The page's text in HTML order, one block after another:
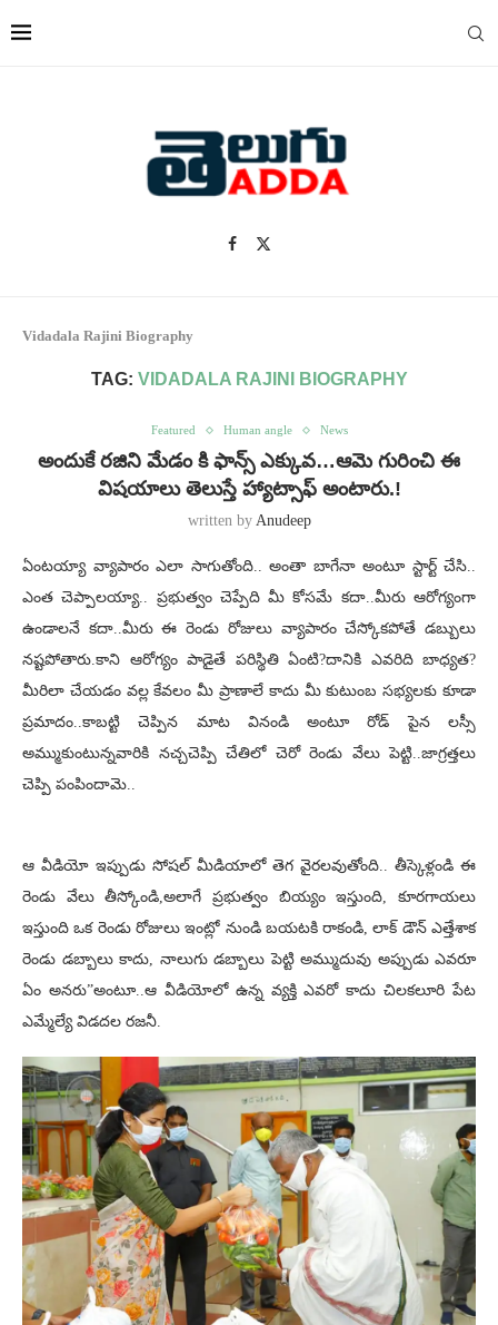
Vidadala Rajini Biography
TAG: VIDADALA RAJINI BIOGRAPHY
Featured Human angle News
అందుకే రజిని మేడం కి ఫాన్స్ ఎక్కువ…ఆమె గురించి ఈ
విషయాలు తెలుస్తే హ్యాట్సాఫ్ అంటారు.!
written by Anudeep
ఏంటయ్యా వ్యాపారం ఎలా సాగుతోంది.. అంతా బాగేనా అంటూ స్టార్ట్ చేసి..
ఎంత చెప్పాలయ్యా.. ప్రభుత్వం చెప్పేది మీ కోసమే కదా..మీరు ఆరోగ్యంగా
ఉండాలనే కదా..మీరు ఈ రెండు రోజులు వ్యాపారం చేస్కోకపోతే డబ్బులు
నష్టపోతారు.కాని ఆరోగ్యం పాడైతే పరిస్థితి ఏంటి?దానికి ఎవరిది బాధ్యత?
మీరిలా చేయడం వల్ల కేవలం మీ ప్రాణాలే కాదు మీ కుటుంబ సభ్యలకు కూడా
ప్రమాదం..కాబట్టి చెప్పిన మాట వినండి అంటూ రోడ్ పైన లస్సీ
అమ్ముకుంటున్నవారికి నచ్చచెప్పి చేతిలో చెరో రెండు వేలు పెట్టి..జాగ్రత్తలు
చెప్పి పంపిందామె..
ఆ వీడియో ఇప్పుడు సోషల్ మీడియాలో తెగ వైరలవుతోంది.. తీస్కెళ్లండి ఈ
రెండు వేలు తీస్కోండి,అలాగే ప్రభుత్వం బియ్యం ఇస్తుంది, కూరగాయలు
ఇస్తుంది ఒక రెండు రోజులు ఇంట్లో నుండి బయటకి రాకండి, లాక్ డౌన్ ఎత్తేశాక
రెండు డబ్బాలు కాదు, నాలుగు డబ్బాలు పెట్టి అమ్ముదువు అప్పుడు ఎవరూ
ఏం అనరు”అంటూ..ఆ వీడియోలో ఉన్న వ్యక్తి ఎవరో కాదు చిలకలూరి పేట
ఎమ్మేల్యే విడదల రజనీ.